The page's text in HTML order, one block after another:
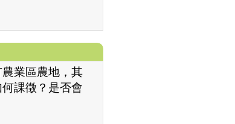
業區農地，其
課徵？是否會